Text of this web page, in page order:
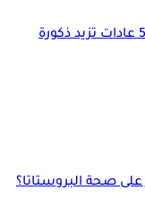
رفع هرمون التستوستيرون طبيعيًا- 5 عادات تزيد ذكورة
على صحة البروستاتا؟